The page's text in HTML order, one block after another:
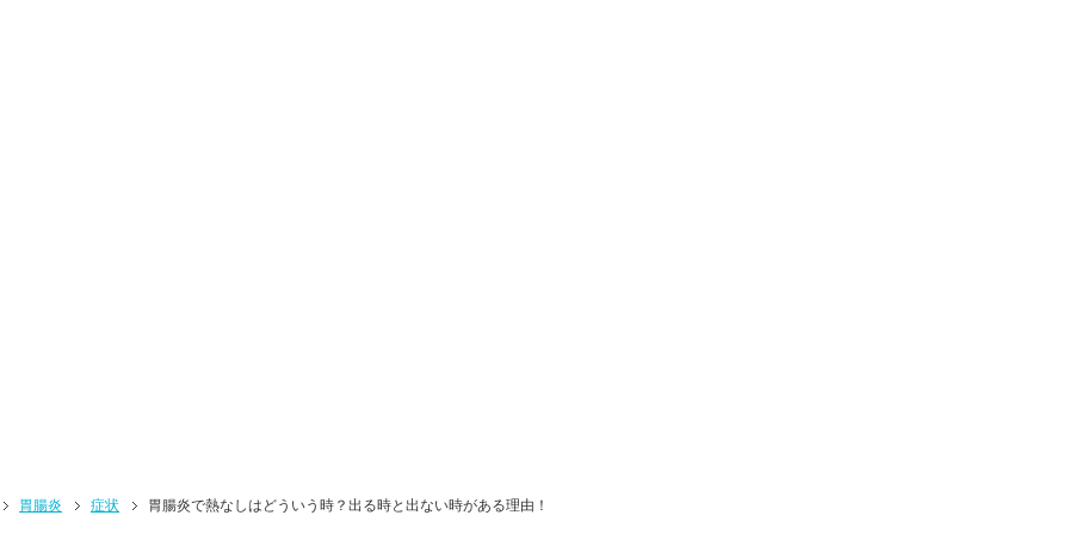
胃腸炎 症状 胃腸炎で熱なしはどういう時？出る時と出ない時がある理由！